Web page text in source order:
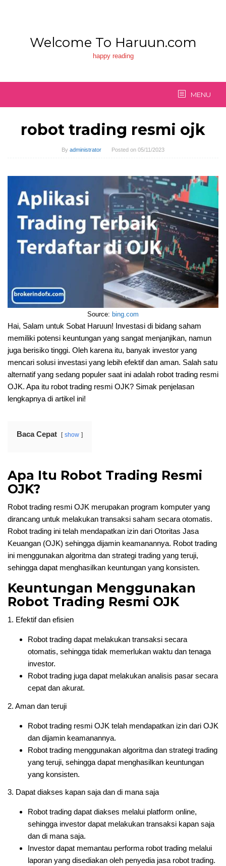
Welcome To Haruun.com
happy reading
MENU
robot trading resmi ojk
By administrator Posted on 05/11/2023
Source: bing.com
Hai, Salam untuk Sobat Haruun! Investasi di bidang saham
memiliki potensi keuntungan yang sangat menjanjikan, namun
juga berisiko tinggi. Oleh karena itu, banyak investor yang
mencari solusi investasi yang lebih efektif dan aman. Salah satu
alternatif yang sedang populer saat ini adalah robot trading resmi
OJK. Apa itu robot trading resmi OJK? Simak penjelasan
lengkapnya di artikel ini!
Baca Cepat show
Apa Itu Robot Trading Resmi
OJK?
Robot trading resmi OJK merupakan program komputer yang
dirancang untuk melakukan transaksi saham secara otomatis.
Robot trading ini telah mendapatkan izin dari Otoritas Jasa
Keuangan (OJK) sehingga dijamin keamanannya. Robot trading
ini menggunakan algoritma dan strategi trading yang teruji,
sehingga dapat menghasilkan keuntungan yang konsisten.
Keuntungan Menggunakan
Robot Trading Resmi OJK
1. Efektif dan efisien
Robot trading dapat melakukan transaksi secara
otomatis, sehingga tidak memerlukan waktu dan tenaga
investor.
Robot trading juga dapat melakukan analisis pasar secara
cepat dan akurat.
2. Aman dan teruji
Robot trading resmi OJK telah mendapatkan izin dari OJK
dan dijamin keamanannya.
Robot trading menggunakan algoritma dan strategi trading
yang teruji, sehingga dapat menghasilkan keuntungan
yang konsisten.
3. Dapat diakses kapan saja dan di mana saja
Robot trading dapat diakses melalui platform online,
sehingga investor dapat melakukan transaksi kapan saja
dan di mana saja.
Investor dapat memantau performa robot trading melalui
laporan yang disediakan oleh penyedia jasa robot trading.